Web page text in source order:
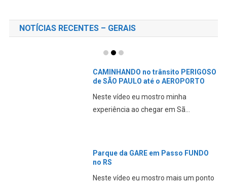
NOTÍCIAS RECENTES – GERAIS
CAMINHANDO no trânsito PERIGOSO
de SÃO PAULO até o AEROPORTO
Neste vídeo eu mostro minha
experiência ao chegar em Sã...
Parque da GARE em Passo FUNDO
no RS
Neste vídeo eu mostro mais um ponto